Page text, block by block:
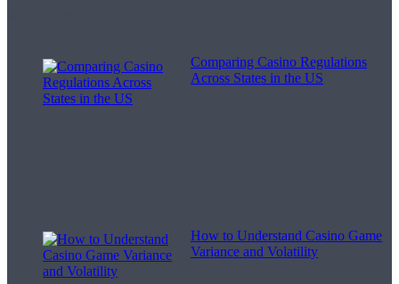
Comparing Casino Regulations
Across States in the US
How to Understand Casino Game
Variance and Volatility